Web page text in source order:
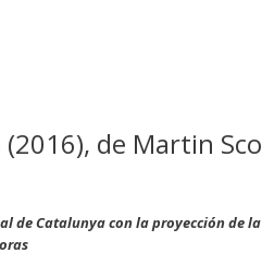
de Martin
de Catalunya con la proyección de